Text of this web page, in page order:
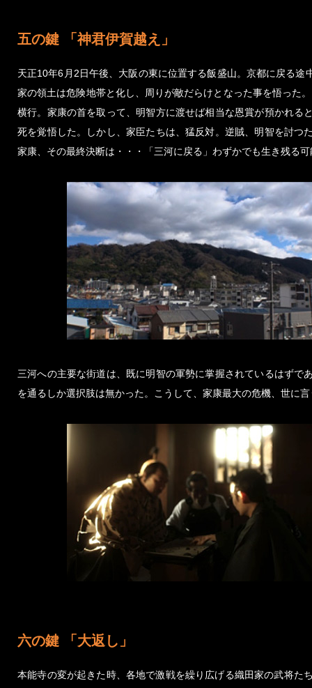
五の鍵 「神君伊賀越え」
天正10年6月2日午後、大阪の東に位置する飯盛山。京都に戻る
家の領土は危険地帯と化し、周りが敵だらけとなった事を悟った
横行。家康の首を取って、明智方に渡せば相当な恩賞が預かれ
死を覚悟した。しかし、家臣たちは、猛反対。逆賊、明智を討
家康、その最終決断は・・・「三河に戻る」わずかでも生き残る
三河への主要な街道は、既に明智の軍勢に掌握されているはず
を通るしか選択肢は無かった。こうして、家康最大の危機、世に
六の鍵 「大返し」
本能寺の変が起きた時、各地で激戦を繰り広げる織田家の武将た